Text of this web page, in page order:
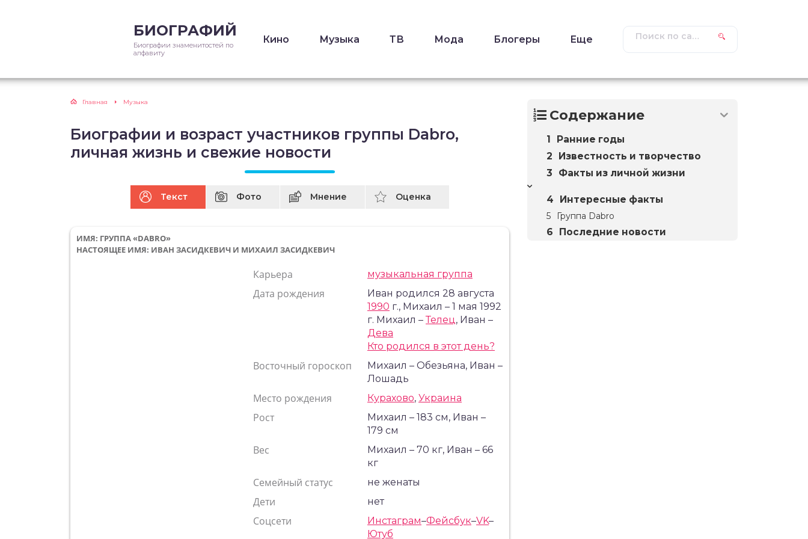
БИОГРАФИЙ
Биографии знаменитостей по
алфавиту
Кино Музыка ТВ Мода Блогеры Еще
Главная Музыка
Биографии и возраст участников группы Dabro,
личная жизнь и свежие новости
Текст Фото Мнение Оценка
ИМЯ: ГРУППА «DABRO»
НАСТОЯЩЕЕ ИМЯ: ИВАН ЗАСИДКЕВИЧ И МИХАИЛ ЗАСИДКЕВИЧ
Карьера музыкальная группа
Дата рождения
Иван родился 28 августа
1990 г., Михаил – 1 мая 1992
г. Михаил –Телец, Иван –
Дева
Кто родился в этот день?
Восточный гороскоп
Михаил – Обезьяна, Иван –
Лошадь
Место рождения Курахово,Украина
Рост
Михаил – 183 см, Иван –
179 см
Вес
Михаил – 70 кг, Иван – 66
кг
Семейный статус не женаты
Дети нет
Соцсети Инстаграм–Фейсбук–VK–
Ютуб
Содержание
Ранние годы
Известность и творчество
Факты из личной жизни
Интересные факты
Группа Dabro
Последние новости